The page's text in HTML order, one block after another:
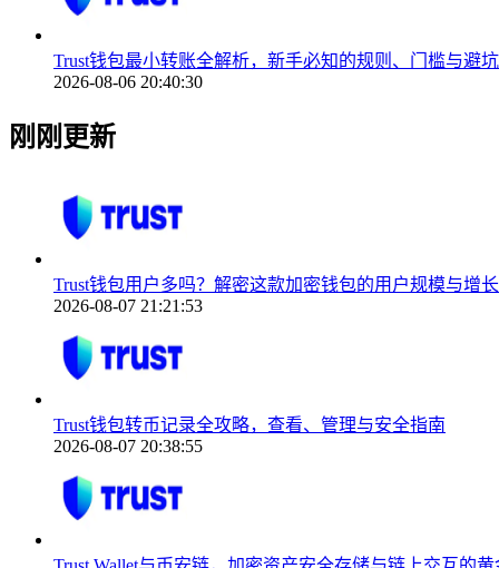
Trust钱包最小转账全解析，新手必知的规则、门槛与避
2026-08-06 20:40:30
刚刚更新
Trust钱包用户多吗？解密这款加密钱包的用户规模与增
2026-08-07 21:21:53
Trust钱包转币记录全攻略，查看、管理与安全指南
2026-08-07 20:38:55